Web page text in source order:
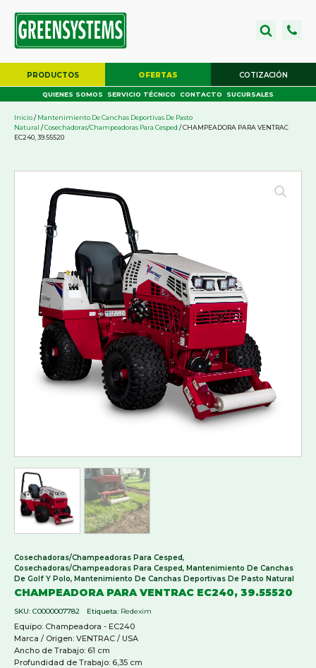
PRODUCTOS OFERTAS COTIZACIÓN
QUIENES SOMOS SERVICIO TÉCNICO CONTACTO SUCURSALES
Inicio/Mantenimiento De Canchas Deportivas De Pasto
Natural /Cosechadoras/Champeadoras Para Cesped / CHAMPEADORA PARA VENTRAC
EC240, 39.55520
Cosechadoras/Champeadoras Para Cesped,
Cosechadoras/Champeadoras Para Cesped, Mantenimiento De Canchas
De Golf Y Polo, Mantenimiento De Canchas Deportivas De Pasto Natural
CHAMPEADORA PARA VENTRAC EC240, 39.55520
SKU: C0000007782 Etiqueta: Redexim
Equipo: Champeadora - EC240
Marca / Origen: VENTRAC / USA
Ancho de Trabajo: 61 cm
Profundidad de Trabajo: 6,35 cm